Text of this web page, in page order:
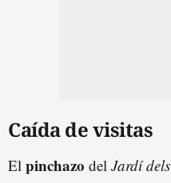
Caída de visitas
El pinchazo del Jardí